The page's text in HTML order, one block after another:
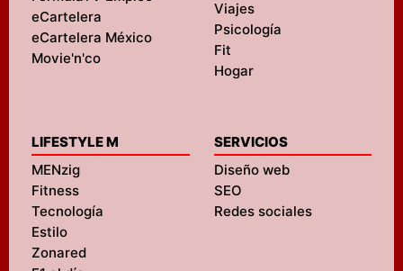
eCartelera
eCartelera México
Movie'n'co
Viajes
Psicología
Fit
Hogar
LIFESTYLE M
MENzig
Fitness
Tecnología
Estilo
Zonared
SERVICIOS
Diseño web
SEO
Redes sociales